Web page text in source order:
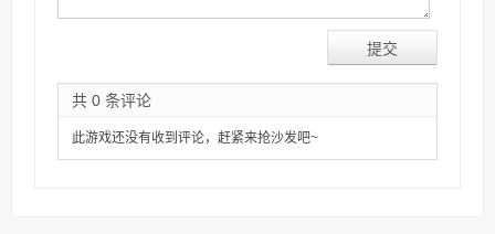
共 0 条评论
此游戏还没有收到评论，赶紧来抢沙发吧~